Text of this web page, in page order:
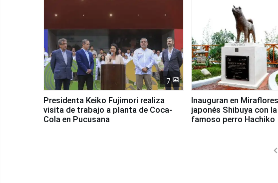
7
Presidenta Keiko Fujimori realiza
visita de trabajo a planta de Coca-
Cola en Pucusana
Inauguran en
japonés Shibuya con
famoso perro Hachiko
chevron_left